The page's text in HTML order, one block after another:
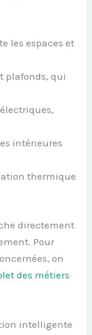
les espaces et
plafonds, qui
intérieures
thermique
directement
Pour
on
des métiers
intelligente